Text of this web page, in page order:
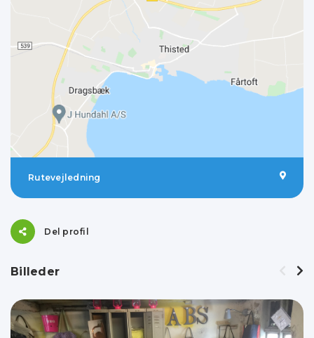
Rutevejledning
Del profil
Billeder